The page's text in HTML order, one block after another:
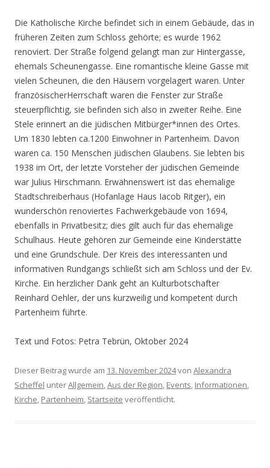
Die Katholische Kirche befindet sich in einem Gebäude, das in
früheren Zeiten zum Schloss gehörte; es wurde 1962
renoviert. Der Straße folgend gelangt man zur Hintergasse,
ehemals Scheunengasse. Eine romantische kleine Gasse mit
vielen Scheunen, die den Häusern vorgelagert waren. Unter
französischerHerrschaft waren die Fenster zur Straße
steuerpflichtig, sie befinden sich also in zweiter Reihe. Eine
Stele erinnert an die jüdischen Mitbürger*innen des Ortes.
Um 1830 lebten ca.1200 Einwohner in Partenheim. Davon
waren ca. 150 Menschen jüdischen Glaubens. Sie lebten bis
1938 im Ort, der letzte Vorsteher der jüdischen Gemeinde
war Julius Hirschmann. Erwähnenswert ist das ehemalige
Stadtschreiberhaus (Hofanlage Haus Iacob Ritger), ein
wunderschön renoviertes Fachwerkgebäude von 1694,
ebenfalls in Privatbesitz; dies gilt auch für das ehemalige
Schulhaus. Heute gehören zur Gemeinde eine Kinderstätte
und eine Grundschule. Der Kreis des interessanten und
informativen Rundgangs schließt sich am Schloss und der Ev.
Kirche. Ein herzlicher Dank geht an Kulturbotschafter
Reinhard Oehler, der uns kurzweilig und kompetent durch
Partenheim führte.
Text und Fotos: Petra Tebrün, Oktober 2024
Dieser Beitrag wurde am 13. November 2024von Alexandra
Scheffel unterAllgemein,Aus der Region, Events, Informationen,
Kirche, Partenheim, Startseite veröffentlicht.